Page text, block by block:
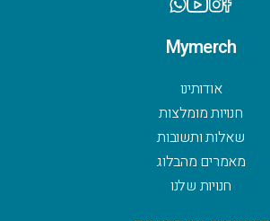
Mymerch
אודותינו
חנויות מומלצות
שאלות ותשובות
מאמרים מהבלוג
חנויות שלנו